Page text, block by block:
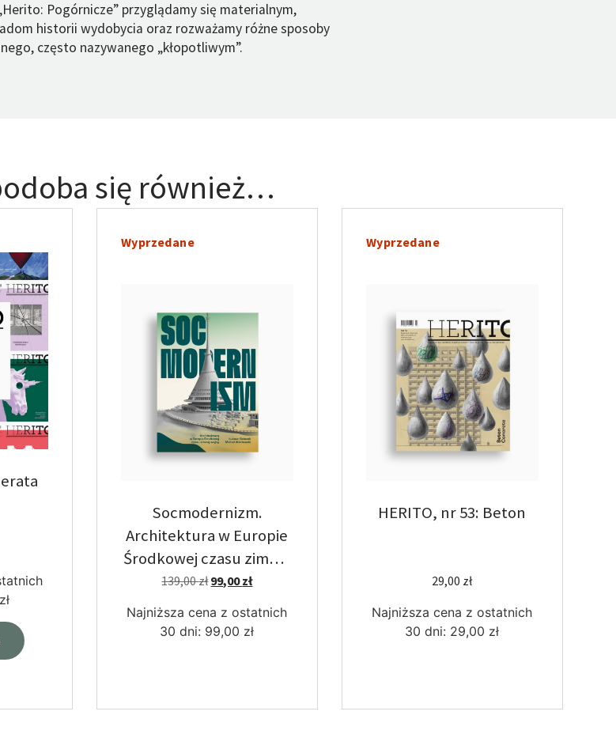
Pogórnicze” przyglądamy się materialnym,
historii wydobycia oraz rozważamy różne sposoby
często nazywanego „kłopotliwym”.
się również…
zł
Wyprzedane
Socmodernizm.
Architektura w Europie
Środkowej czasu zimnej
wojny
139,00zł99,00zł
Najniższa cena z ostatnich
30 dni: 99,00 zł
Wyprzedane
HERITO, nr 53: Beton
29,00 zł
Najniższa cena z ostatnich
30 dni: 29,00 zł